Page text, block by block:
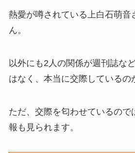
熱愛が噂されている上白石萌音
ん。
以外にも2人の関係が週刊誌な
はなく、本当に交際しているの
ただ、交際を匂わせているので
報も見られます。